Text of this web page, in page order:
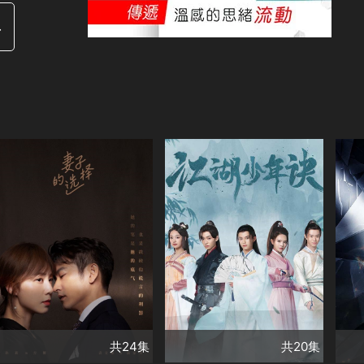
共24集
演員
孫莉 袁文康
張瑤
王真兒
馬吟吟
類別
懸疑驚悚系列
共24集
共20集
演員
陳俊宇
李沛洋
周微微
尹蕊 宣淏
類別
古裝及歷史劇
懸疑驚悚系列
精彩陸劇✨
共20集
演
張
懸